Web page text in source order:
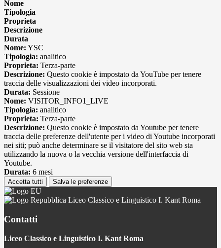
Nome
Tipologia
Proprieta
Descrizione
Durata
Nome: YSC
Tipologia: analitico
Proprieta: Terza-parte
Descrizione: Questo cookie è impostato da YouTube per tenere
traccia delle visualizzazioni dei video incorporati.
Durata: Sessione
Nome: VISITOR_INFO1_LIVE
Tipologia: analitico
Proprieta: Terza-parte
Descrizione: Questo cookie è impostato da Youtube per tenere
traccia delle preferenze dell'utente per i video di Youtube incorporati
nei siti; può anche determinare se il visitatore del sito web sta
utilizzando la nuova o la vecchia versione dell'interfaccia di
Youtube.
Durata: 6 mesi
Accetta tutti Salva le preferenze
Liceo Classico e Linguistico I. Kant Roma
Contatti
Liceo Classico e Linguistico I. Kant Roma